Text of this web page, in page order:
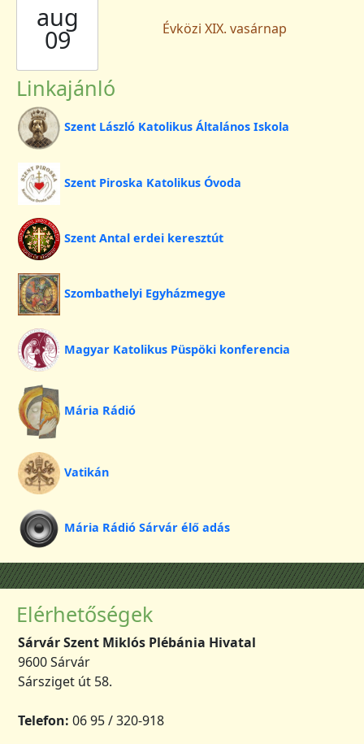
aug
09 Évközi XIX. vasárnap
Linkajánló
Szent László Katolikus Általános Iskola
Szent Piroska Katolikus Óvoda
Szent Antal erdei keresztút
Szombathelyi Egyházmegye
Magyar Katolikus Püspöki konferencia
Mária Rádió
Vatikán
Mária Rádió Sárvár élő adás
Elérhetőségek
Sárvár Szent Miklós Plébánia Hivatal
9600 Sárvár
Sársziget út 58.
Telefon: 06 95 / 320-918